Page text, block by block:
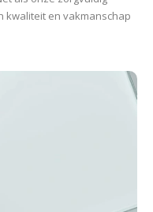
kwaliteit en vakmanschap